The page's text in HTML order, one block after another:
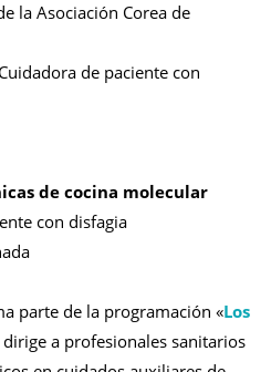
la Asociación Corea de
de paciente con
de cocina molecular
con disfagia
parte de la programación «Los
dirige a profesionales sanitarios